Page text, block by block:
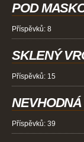
POD
Příspěvků: 8
SKLENÝ
Příspěvků: 15
NEVHODNÁ
Příspěvků: 39